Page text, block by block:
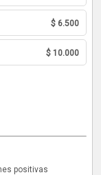
$ 6.500
$ 10.000
positivas